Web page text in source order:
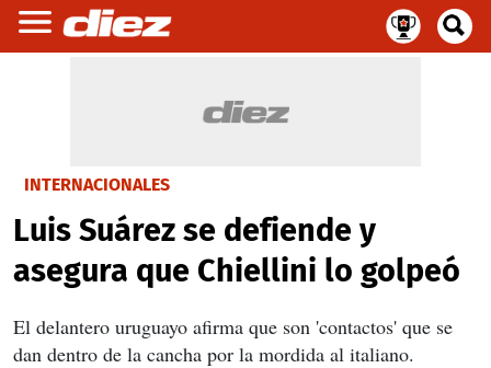
INTERNACIONALES
Luis Suárez se defiende y
asegura que Chiellini lo golpeó
El delantero uruguayo afirma que son 'contactos' que se
dan dentro de la cancha por la mordida al italiano.